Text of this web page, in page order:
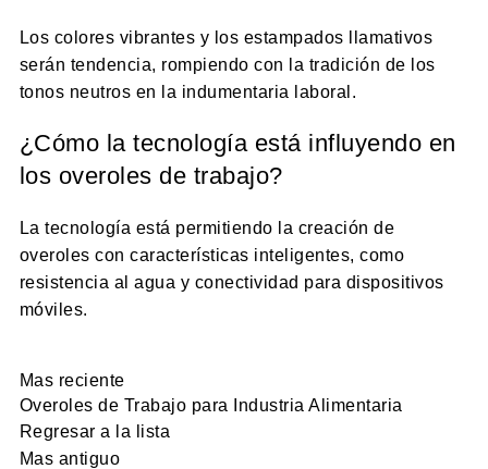
Los colores vibrantes y los estampados llamativos
serán tendencia, rompiendo con la tradición de los
tonos neutros en la indumentaria laboral.
¿Cómo la tecnología está influyendo en
los overoles de trabajo?
La tecnología está permitiendo la creación de
overoles con características inteligentes, como
resistencia al agua y conectividad para dispositivos
móviles.
Mas reciente
Overoles de Trabajo para Industria Alimentaria
Regresar a la lista
Mas antiguo